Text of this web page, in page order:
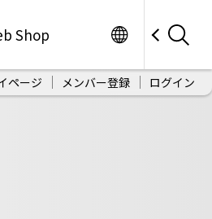
Shop
ページ メンバー登録 ログイン